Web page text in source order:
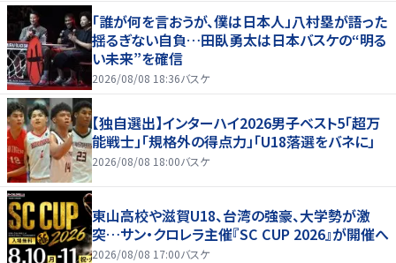
「誰が何を言おうが、僕は日本人」八村塁が語った
揺るぎない自負…田臥勇太は日本バスケの“明る
い未来”を確信
2026/08/08 18:36バスケ
【独自選出】インターハイ2026男子ベスト5「超万
能戦士」「規格外の得点力」「U18落選をバネに」
2026/08/08 18:00バスケ
東山高校や滋賀U18、台湾の強豪、大学勢が激
突…サン・クロレラ主催『SC CUP 2026』が開催へ
2026/08/08 17:00バスケ